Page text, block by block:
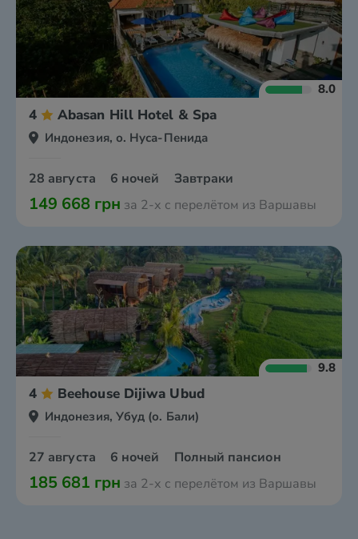
8.0
4 Abasan Hill Hotel & Spa
Индонезия, о. Нуса-Пенида
28 августа 6 ночей Завтраки
149 668 грн за 2-х с перелётом из Варшавы
9.8
4 Beehouse Dijiwa Ubud
Индонезия, Убуд (о. Бали)
27 августа 6 ночей Полный пансион
185 681 грн за 2-х с перелётом из Варшавы